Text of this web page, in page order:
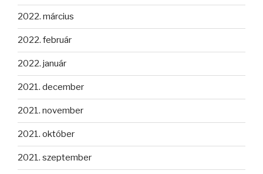
2022. március
2022. február
2022. január
2021. december
2021. november
2021. október
2021. szeptember